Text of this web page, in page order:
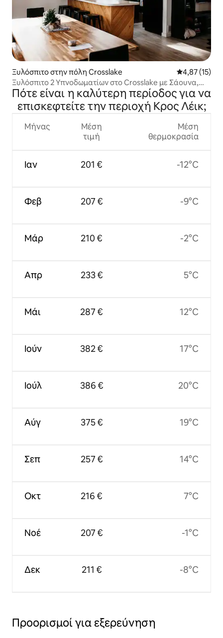
Ξυλόσπιτο στην πόλη Crosslake Μέση
4,87 (15)
Ξυλόσπιτο 2 Υπνοδωματίων στο Crosslake με Σάουνα,
Τζάκι και Βεράντα
Πότε είναι η καλύτερη περίοδος για να
επισκεφτείτε την περιοχή Κρος Λέικ;
Μήνας
Ιαν
Φεβ
Μάρ
Απρ
Μάι
Ιούν
Ιούλ
Αύγ
Σεπ
Οκτ
Νοέ
Δεκ
Μέση
τιμή
201 €
207 €
210 €
233 €
287 €
382 €
386 €
375 €
257 €
216 €
207 €
211 €
Μέση
θερμοκρασία
-12°C
-9°C
-2°C
5°C
12°C
17°C
20°C
19°C
14°C
7°C
-1°C
-8°C
Προορισμοί για εξερεύνηση